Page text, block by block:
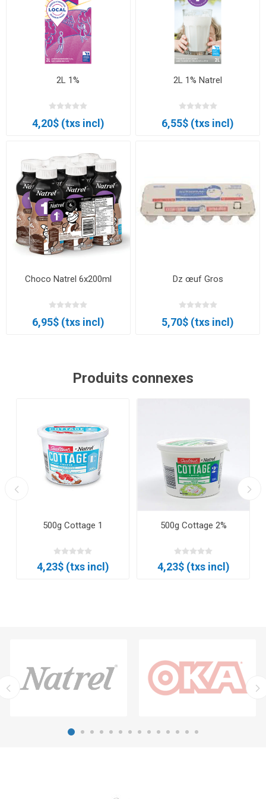
2L 1%
4,20$ (txs incl)
2L 1% Natrel
6,55$ (txs incl)
Choco Natrel 6x200ml
6,95$ (txs incl)
Dz œuf Gros
5,70$ (txs incl)
Produits connexes
500g Cottage 1
4,23$ (txs incl)
500g Cottage 2%
4,23$ (txs incl)